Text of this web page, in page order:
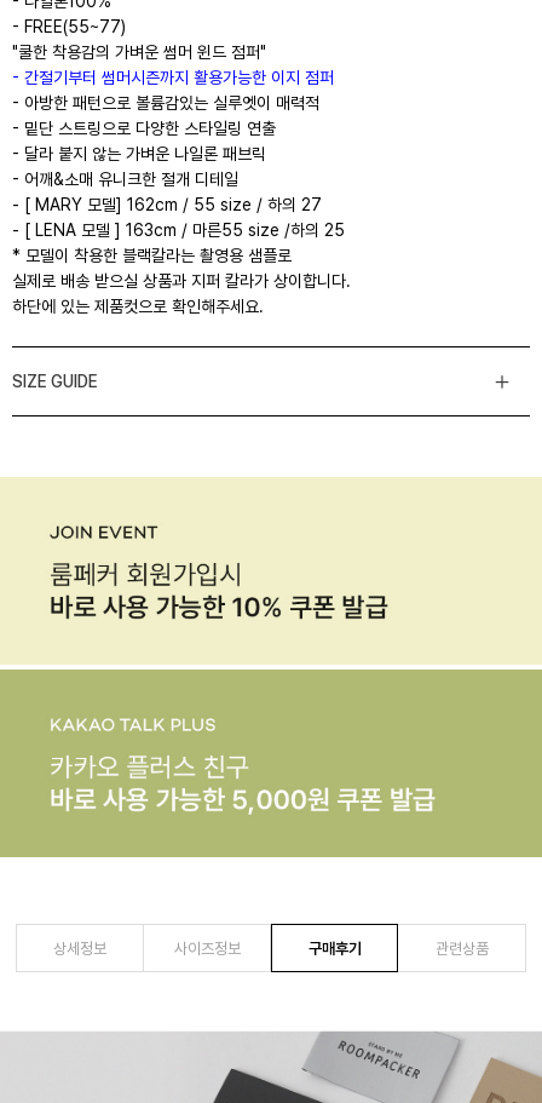
- FREE(55~77)
"쿨한 착용감의 가벼운 썸머 윈드 점퍼"
- 간절기부터 썸머시즌까지 활용가능한 이지 점퍼
- 아방한 패턴으로 볼륨감있는 실루엣이 매력적
- 밑단 스트링으로 다양한 스타일링 연출
- 달라 붙지 않는 가벼운 나일론 패브릭
- 어깨&소매 유니크한 절개 디테일
- [ MARY 모델] 162cm / 55 size / 하의 27
- [ LENA 모델 ] 163cm / 마른55 size /하의 25
* 모델이 착용한 블랙칼라는 촬영용 샘플로
실제로 배송 받으실 상품과 지퍼 칼라가 상이합니다.
하단에 있는 제품컷으로 확인해주세요.
SIZE GUIDE
상세정보 사이즈정보 구매후기 관련상품